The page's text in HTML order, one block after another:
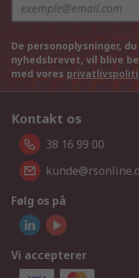
De personoplysninger,
nyhedsbrevet, vil blive
med vores
Kontakt os
38 16 99 00
Følg os på
Vi accepterer